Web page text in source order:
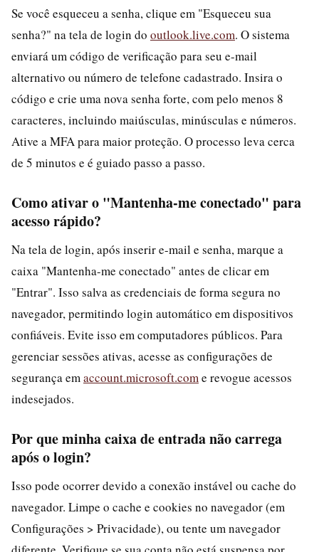
Se você esqueceu a senha, clique em "Esqueceu sua
senha?" na tela de login do outlook.live.com. O sistema
enviará um código de verificação para seu e-mail
alternativo ou número de telefone cadastrado. Insira o
código e crie uma nova senha forte, com pelo menos 8
caracteres, incluindo maiúsculas, minúsculas e números.
Ative a MFA para maior proteção. O processo leva cerca
de 5 minutos e é guiado passo a passo.
Como ativar o "Mantenha-me conectado" para
acesso rápido?
Na tela de login, após inserir e-mail e senha, marque a
caixa "Mantenha-me conectado" antes de clicar em
"Entrar". Isso salva as credenciais de forma segura no
navegador, permitindo login automático em dispositivos
confiáveis. Evite isso em computadores públicos. Para
gerenciar sessões ativas, acesse as configurações de
segurança emaccount.microsoft.come revogue acessos
indesejados.
Por que minha caixa de entrada não carrega
após o login?
Isso pode ocorrer devido a conexão instável ou cache do
navegador. Limpe o cache e cookies no navegador (em
Configurações > Privacidade), ou tente um navegador